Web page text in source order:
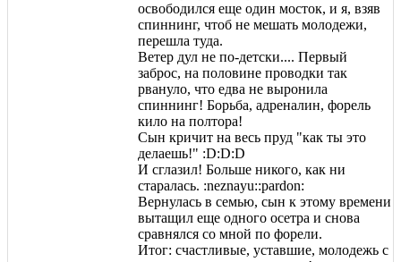
освободился еще один мосток, и я, взяв
спиннинг, чтоб не мешать молодежи,
перешла туда.
Ветер дул не по-детски.... Первый
заброс, на половине проводки так
рвануло, что едва не выронила
спиннинг! Борьба, адреналин, форель
кило на полтора!
Сын кричит на весь пруд "как ты это
делаешь!" :D:D:D
И сглазил! Больше никого, как ни
старалась. :neznayu::pardon:
Вернулась в семью, сын к этому времени
вытащил еще одного осетра и снова
сравнялся со мной по форели.
Итог: счастливые, уставшие, молодежь с